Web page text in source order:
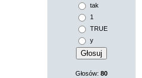
tak
1
TRUE
y
Głosów:80